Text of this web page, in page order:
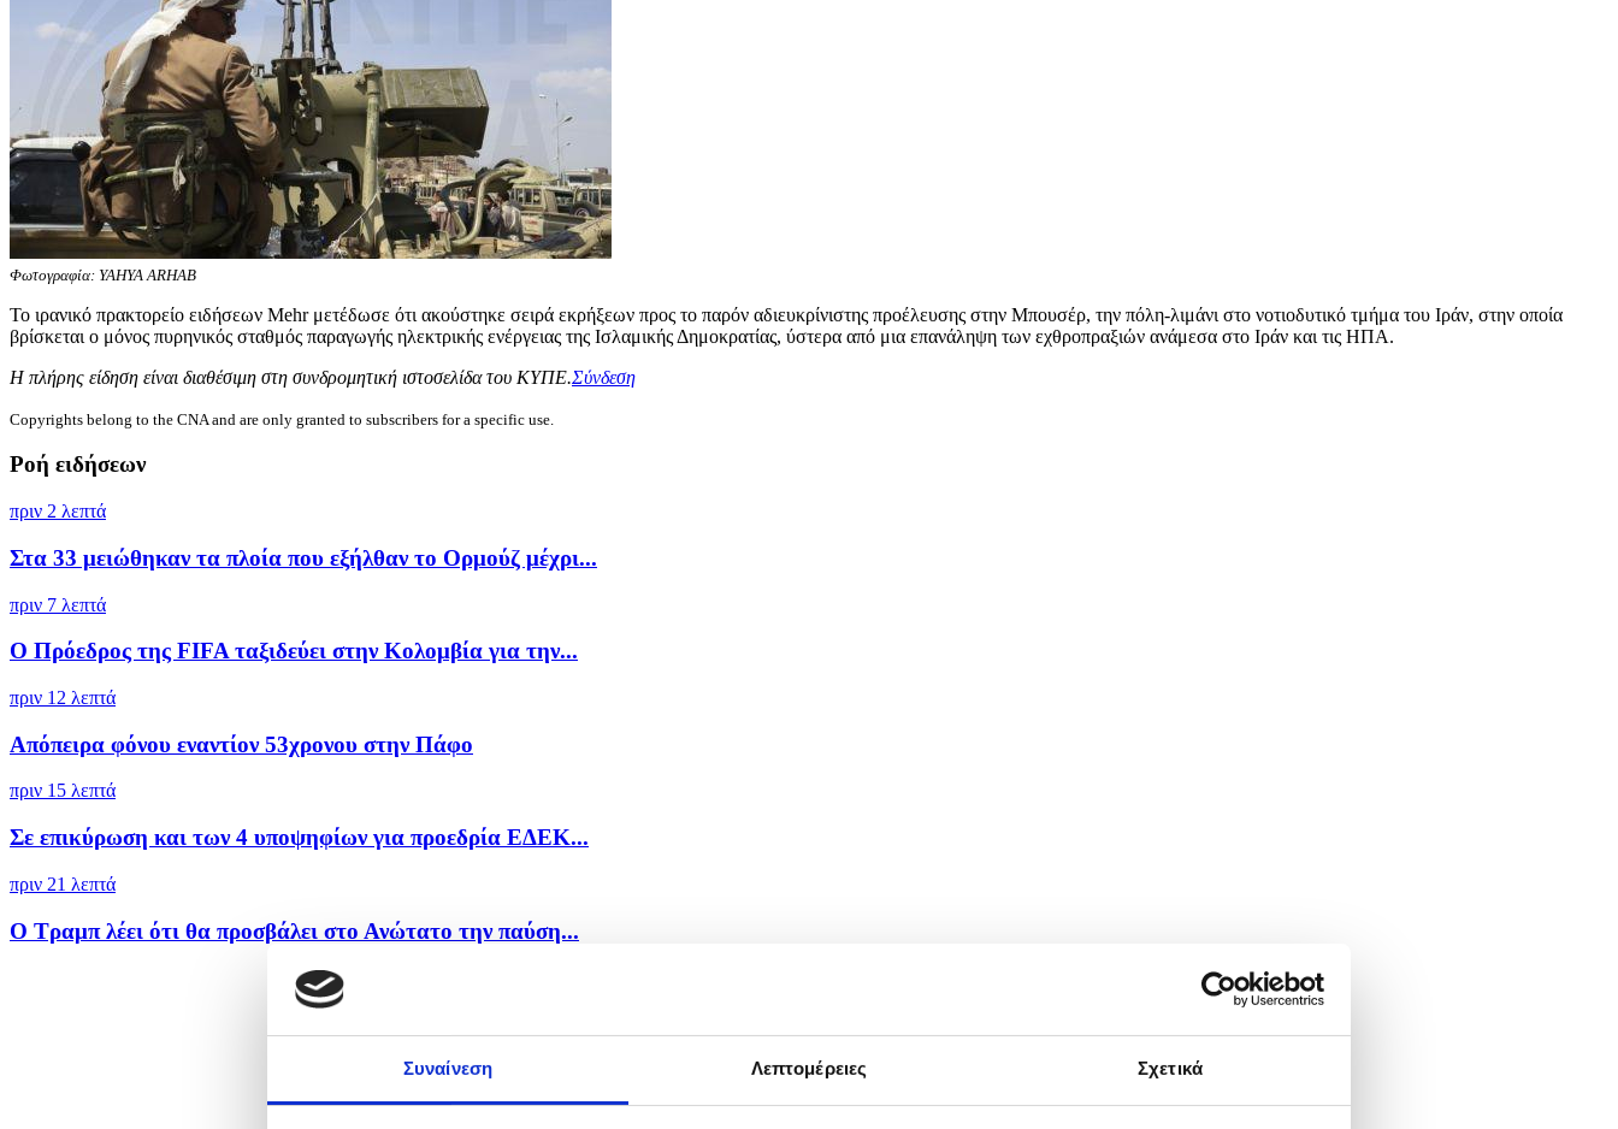
Συναίνεση Λεπτομέρειες Σχετικά
Φωτογραφία: YAHYA ARHAB
Το ιρανικό πρακτορείο ειδήσεων Mehr μετέδωσε ότι ακούστηκε σειρά εκρήξεων προς το παρόν αδιευκρίνιστης προέλευσης στην Μπουσέρ, την πόλη-λιμάνι στο νοτιοδυτικό τμήμα του Ιράν, στην οποία
βρίσκεται ο μόνος πυρηνικός σταθμός παραγωγής ηλεκτρικής ενέργειας της Ισλαμικής Δημοκρατίας, ύστερα από μια επανάληψη των εχθροπραξιών ανάμεσα στο Ιράν και τις ΗΠΑ.
Η πλήρης είδηση είναι διαθέσιμη στη συνδρομητική ιστοσελίδα του ΚΥΠΕ.Σύνδεση
Copyrights belong to the CNA and are only granted to subscribers for a specific use.
Ροή ειδήσεων
πριν 2 λεπτά
Στα 33 μειώθηκαν τα πλοία που εξήλθαν το Ορμούζ μέχρι...
πριν 7 λεπτά
Ο Πρόεδρος της FIFA ταξιδεύει στην Κολομβία για την...
πριν 12 λεπτά
Απόπειρα φόνου εναντίον 53χρονου στην Πάφο
πριν 15 λεπτά
Σε επικύρωση και των 4 υποψηφίων για προεδρία ΕΔΕΚ...
πριν 21 λεπτά
Ο Τραμπ λέει ότι θα προσβάλει στο Ανώτατο την παύση...